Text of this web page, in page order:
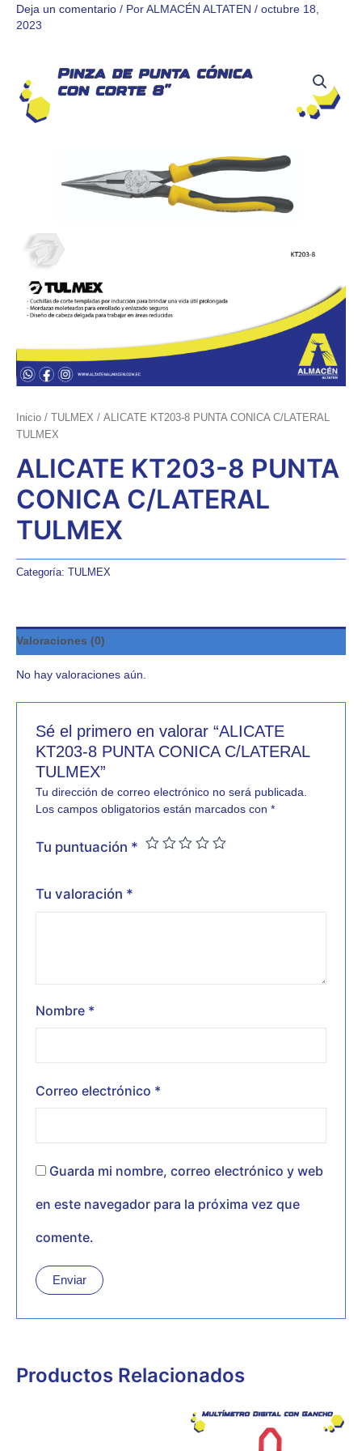
Deja un comentario / PorALMACÉN ALTATEN / octubre 18,
2023
Inicio / TULMEX / ALICATE KT203-8 PUNTA CONICA C/LATERAL
TULMEX
ALICATE KT203-8 PUNTA
CONICA C/LATERAL
TULMEX
Categoría: TULMEX
Valoraciones (0)
No hay valoraciones aún.
Sé el primero en valorar “ALICATE
KT203-8 PUNTA CONICA C/LATERAL
TULMEX”
Tu dirección de correo electrónico no será publicada.
Los campos obligatorios están marcados con*
Tu puntuación *
Tu valoración *
Nombre *
Correo electrónico *
Guarda mi nombre, correo electrónico y web
en este navegador para la próxima vez que
comente.
Productos Relacionados